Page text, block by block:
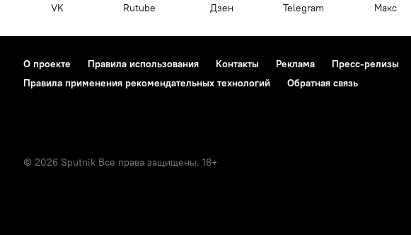
VK Rutube Дзен Telegram Макс
О проекте Правила использования Контакты Реклама Пресс-релизы
Правила применения рекомендательных технологий
Обратная связь
© 2026 Sputnik Все права защищены. 18+